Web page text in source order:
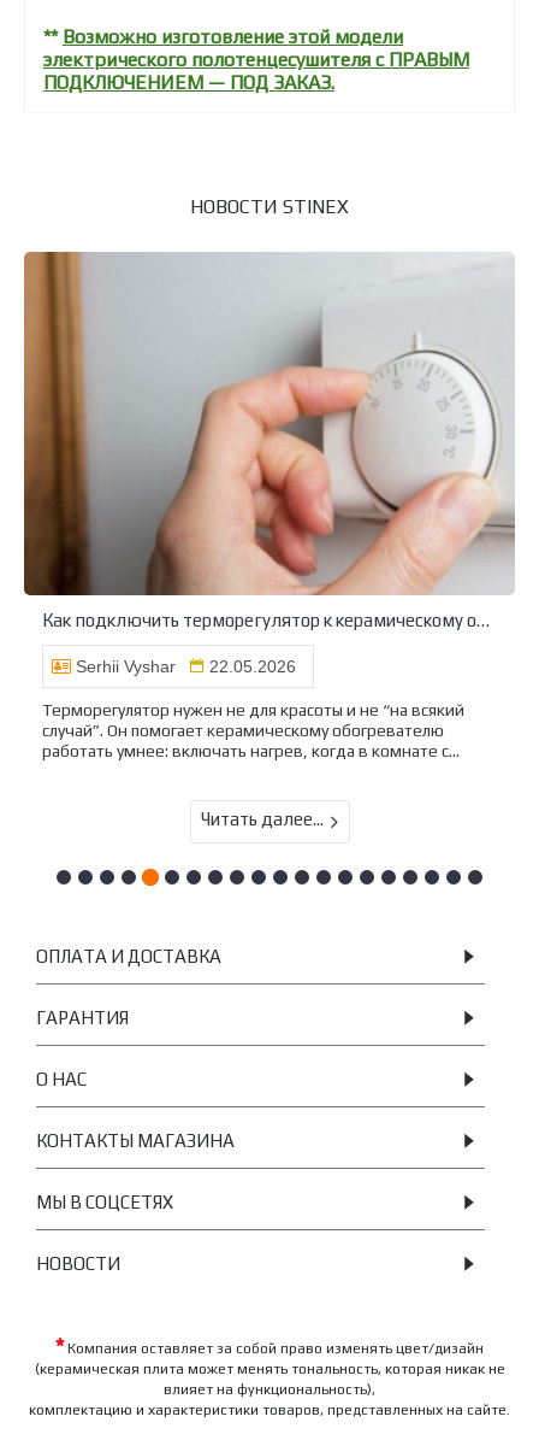
** Возможно изготовление этой модели
электрического полотенцесушителя с ПРАВЫМ
ПОДКЛЮЧЕНИЕМ — ПОД ЗАКАЗ.
НОВОСТИ STINEX
Как подключить терморегулятор к керамическому обогревателю
Serhii Vyshar 22.05.2026
Терморегулятор нужен не для красоты и не “на всякий
случай”. Он помогает керамическому обогревателю
работать умнее: включать нагрев, когда в комнате с...
Читать далее...
ОПЛАТА И ДОСТАВКА
ГАРАНТИЯ
О НАС
КОНТАКТЫ МАГАЗИНА
МЫ В СОЦСЕТЯХ
НОВОСТИ
* Компания оставляет за собой право изменять цвет/дизайн
(керамическая плита может менять тональность, которая никак не
влияет на функциональность),
комплектацию и характеристики товаров, представленных на сайте.